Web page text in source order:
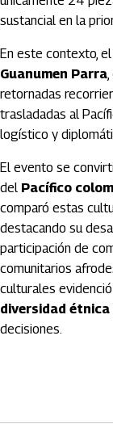
sustancial en la
En este contexto,
Guanumen Parra
retornadas
trasladadas al
logístico y
El evento se
del Pacífico
comparó estas
destacando su
participación de
comunitarios
culturales
diversidad étnica
decisiones.